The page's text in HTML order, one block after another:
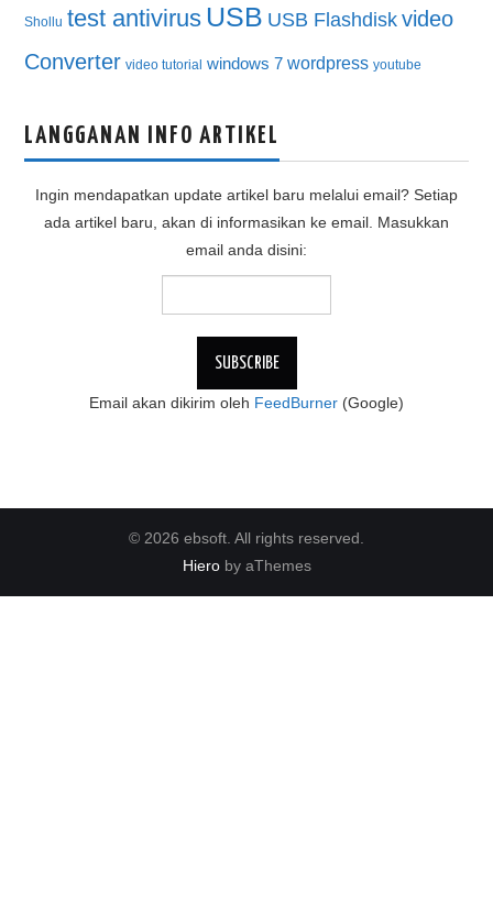
Shollu test antivirus USB USB Flashdisk video
Converter video tutorial windows 7 wordpress youtube
LANGGANAN INFO ARTIKEL
Ingin mendapatkan update artikel baru melalui email? Setiap
ada artikel baru, akan di informasikan ke email. Masukkan
email anda disini:
Email akan dikirim oleh FeedBurner (Google)
© 2026 ebsoft. All rights reserved.
Hieroby aThemes